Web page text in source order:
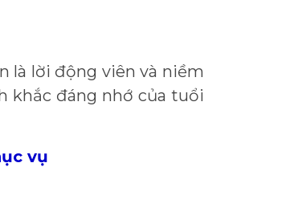
là lời động viên và niềm
khắc đáng nhớ của tuổi
vụ